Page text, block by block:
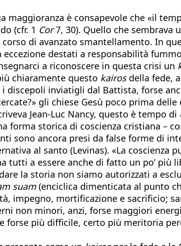
è consapevole che «il
(cfr. 1 Cor7, 30). Quello che sembrava
di avanzato smantellamento. In
destati a responsabilità
a riconoscere in questa crisi un
chiaramente questo kairosdella fede,
inviatigli dal Battista, forse
gli chiese Gesù poco prima
Jean-Luc Nancy, questo è tempo di
storica di coscienza cristiana –
sono ancora presi da false forme di
al santo (Levinas). «La coscienza
tutti a essere anche di fatto un po’
la storia non siamo autorizzati a
suam(enciclica dimenticata al punto
impegno, mortificazione e sacrificio;
non minori, anzi, forse maggiori
forse più difficile, certo più meritoria